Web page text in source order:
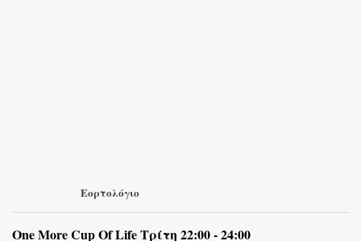
Εορτολόγιο
One More Cup Of Life Τρίτη 22:00 - 24:00